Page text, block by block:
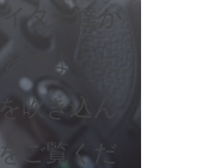
ター達が
のように
吹き込ん
ご覧くだ